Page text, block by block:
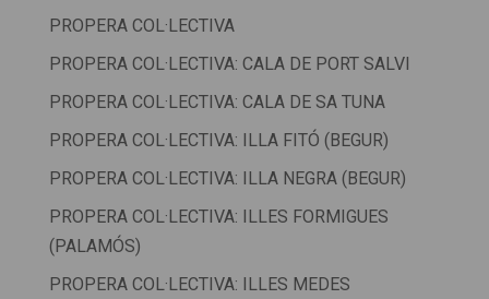
PROPERA COL·LECTIVA
PROPERA COL·LECTIVA: CALA DE PORT SALVI
PROPERA COL·LECTIVA: CALA DE SA TUNA
PROPERA COL·LECTIVA: ILLA FITÓ (BEGUR)
PROPERA COL·LECTIVA: ILLA NEGRA (BEGUR)
PROPERA COL·LECTIVA: ILLES FORMIGUES
(PALAMÓS)
PROPERA COL·LECTIVA: ILLES MEDES